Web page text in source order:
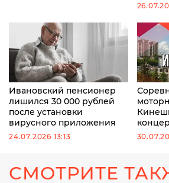
Ивановский пенсионер
лишился 30 000 рублей
после установки
вирусного приложения
24.07.2026 13:13
СМОТРИТЕ